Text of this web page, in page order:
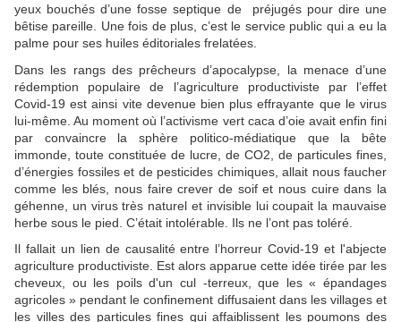
yeux bouchés d’une fosse septique de préjugés pour dire une
bêtise pareille. Une fois de plus, c’est le service public qui a eu la
palme pour ses huiles éditoriales frelatées.
Dans les rangs des prêcheurs d’apocalypse, la menace d’une
rédemption populaire de l’agriculture productiviste par l’effet
Covid-19 est ainsi vite devenue bien plus effrayante que le virus
lui-même. Au moment où l’activisme vert caca d’oie avait enfin fini
par convaincre la sphère politico-médiatique que la bête
immonde, toute constituée de lucre, de CO2, de particules fines,
d’énergies fossiles et de pesticides chimiques, allait nous faucher
comme les blés, nous faire crever de soif et nous cuire dans la
géhenne, un virus très naturel et invisible lui coupait la mauvaise
herbe sous le pied. C’était intolérable. Ils ne l’ont pas toléré.
Il fallait un lien de causalité entre l’horreur Covid-19 et l'abjecte
agriculture productiviste. Est alors apparue cette idée tirée par les
cheveux, ou les poils d'un cul -terreux, que les « épandages
agricoles » pendant le confinement diffusaient dans les villages et
les villes des particules fines qui affaiblissent les poumons des